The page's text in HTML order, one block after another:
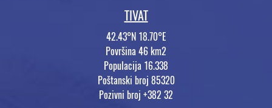
TIVAT
42.43°N 18.70°E
Površina 46 km2
Populacija 16.338
Poštanski broj 85320
Pozivni broj +382 32